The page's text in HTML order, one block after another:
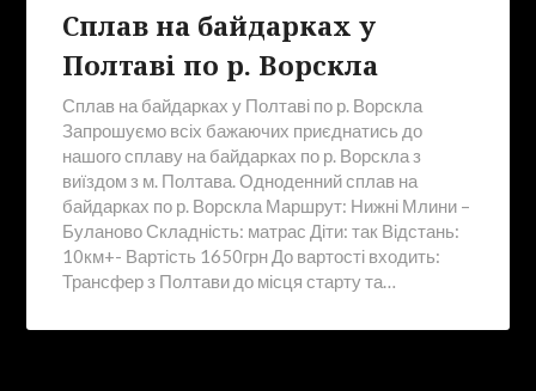
Сплав на байдарках у
Полтаві по р. Ворскла
Сплав на байдарках у Полтаві по р. Ворскла
Запрошуємо всіх бажаючих приєднатись до
нашого сплаву на байдарках по р. Ворскла з
виїздом з м. Полтава. Одноденний сплав на
байдарках по р. Ворскла Маршрут: Нижні Млини –
Буланово Складність: матрас Діти: так Відстань:
10км+- Вартість 1650грн До вартості входить:
Трансфер з Полтави до місця старту та…